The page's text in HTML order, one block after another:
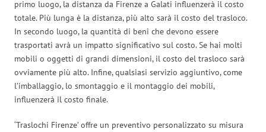
primo luogo, la distanza da Firenze a Galati influenzerà il costo
totale. Più lunga è la distanza, più alto sarà il costo del trasloco.
In secondo luogo, la quantità di beni che devono essere
trasportati avrà un impatto significativo sul costo. Se hai molti
mobili o oggetti di grandi dimensioni, il costo del trasloco sarà
ovviamente più alto. Infine, qualsiasi servizio aggiuntivo, come
l’imballaggio, lo smontaggio e il montaggio dei mobili,
influenzerà il costo finale.
‘Traslochi Firenze’ offre un preventivo personalizzato su misura